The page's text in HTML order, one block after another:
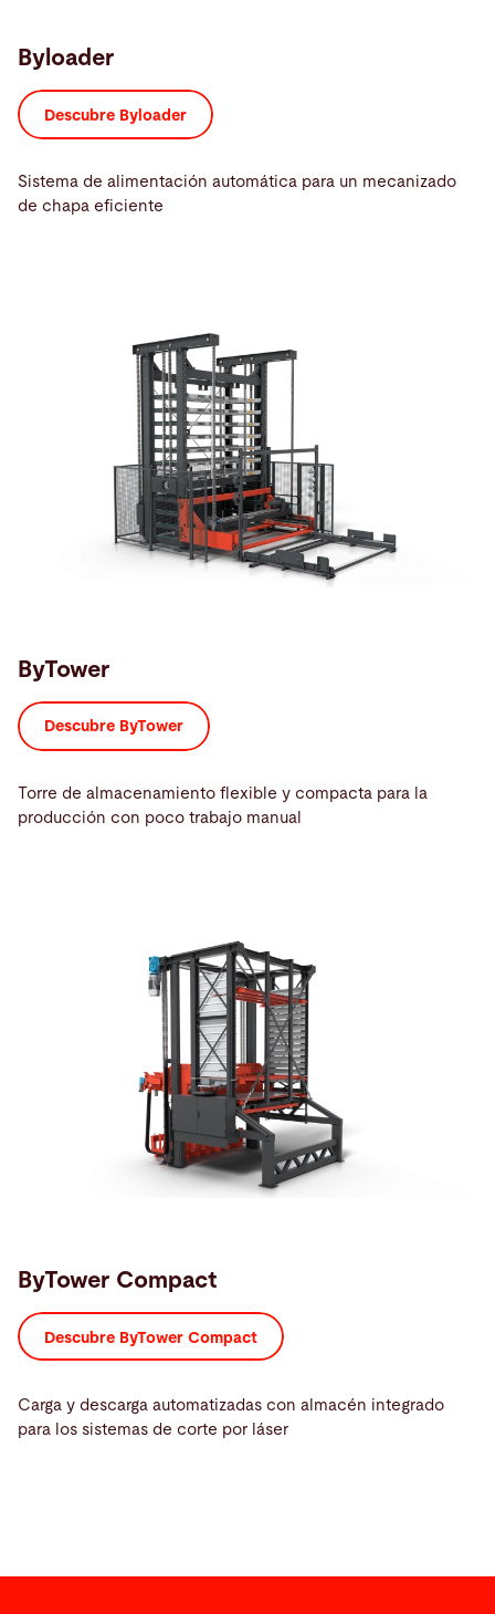
Byloader
Descubre Byloader
Sistema de alimentación automática para un mecanizado
de chapa eficiente
ByTower
Descubre ByTower
Torre de almacenamiento flexible y compacta para la
producción con poco trabajo manual
ByTower Compact
Descubre ByTower Compact
Carga y descarga automatizadas con almacén integrado
para los sistemas de corte por láser